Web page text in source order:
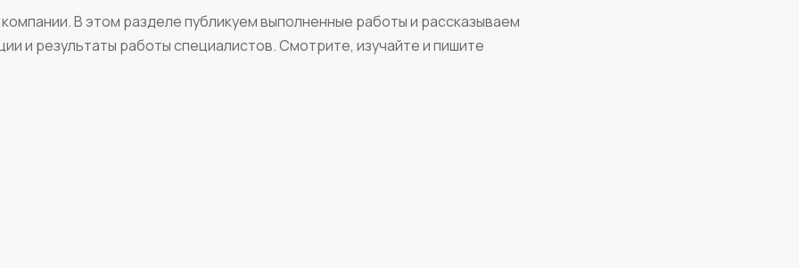
В этом разделе публикуем выполненные работы и рассказываем
и результаты работы специалистов. Смотрите, изучайте и пишите